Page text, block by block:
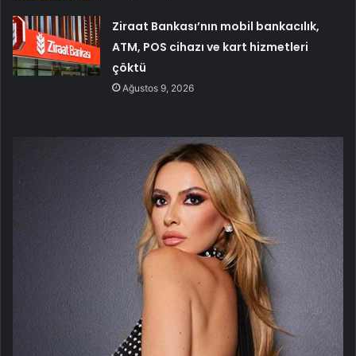
Ziraat Bankası’nın mobil bankacılık,
ATM, POS cihazı ve kart hizmetleri
çöktü
Ağustos 9, 2026